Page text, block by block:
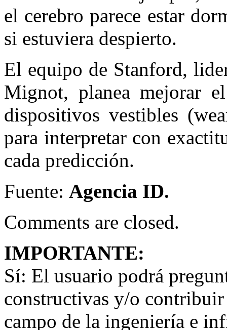
el cerebro parece estar
si estuviera despierto.
El equipo de Stanford,
Mignot, planea mejorar
dispositivos vestibles
para interpretar con
cada predicción.
Fuente: Agencia ID.
Comments are closed.
IMPORTANTE:
Sí: El usuario podrá
constructivas y/o
campo de la ingeniería e